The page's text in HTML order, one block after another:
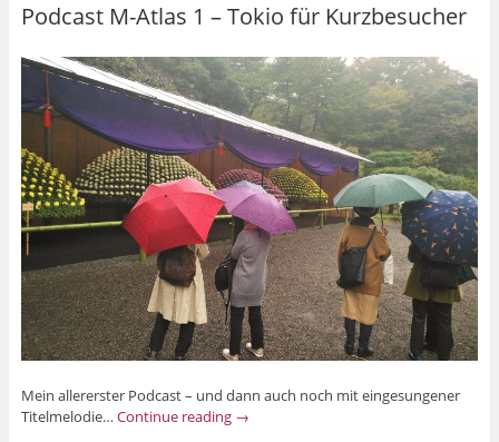
Podcast M-Atlas 1 – Tokio für Kurzbesucher
Mein allererster Podcast – und dann auch noch mit eingesungener
Titelmelodie… Continue reading →